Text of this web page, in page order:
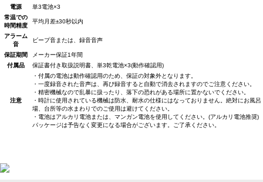
電源
単3電池×3
常温での
時間精度
平均月差±30秒以内
アラーム
音
ビープ音または、録音音声
保証期間
メーカー保証1年間
付属品
保証書付き取扱説明書、単3乾電池×3(動作確認用)
注意
・付属の電池は動作確認用のため、保証の対象外となります。
・一度録音された音声は、再び録音すると自動で消去されますのでご注意ください。
・精密機械なので乱暴に扱ったり、落下の恐れがある場所に置かないでください。
・時計に使用されている機械は防水、耐水の仕様にはなっておりません。絶対にお風呂
場、台所等の水まわりでのご使用は避けてください。
・電池はアルカリ電池または、マンガン電池を使用してください。(アルカリ電池推奨)
パッケージは予告なく変更になる場合がございます。ご了承ください。